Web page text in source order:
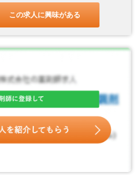
この求人に興味がある